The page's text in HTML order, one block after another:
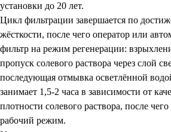
установки до 20 лет.
Цикл фильтрации завершается по
жёсткости, после чего оператор или
фильтр на режим регенерации:
пропуск солевого раствора через слой
последующая отмывка осветлённой
занимает 1,5-2 часа в зависимости от
плотности солевого раствора, после
рабочий режим.